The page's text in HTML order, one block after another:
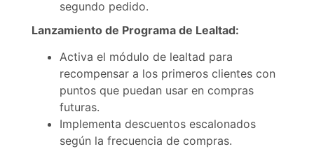
segundo pedido.
Lanzamiento de Programa de Lealtad:
Activa el módulo de lealtad para
recompensar a los primeros clientes con
puntos que puedan usar en compras
futuras.
Implementa descuentos escalonados
según la frecuencia de compras.